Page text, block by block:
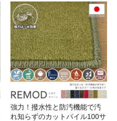
強力！撥水性と防汚機能で汚
れ知らずのカットパイル100サ